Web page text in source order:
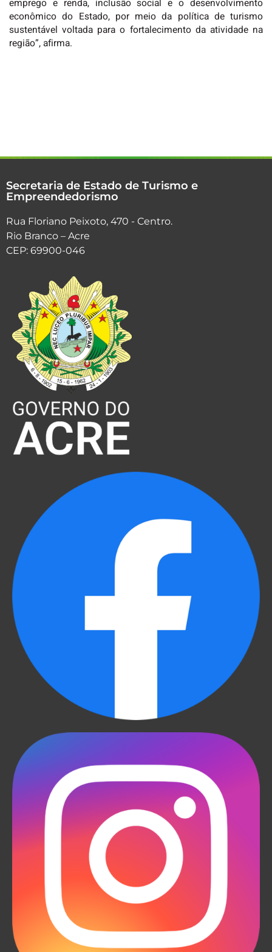
emprego e renda, inclusão social e o desenvolvimento
econômico do Estado, por meio da política de turismo
sustentável voltada para o fortalecimento da atividade na
região”, afirma.
Secretaria de Estado de Turismo e
Empreendedorismo
Rua Floriano Peixoto, 470 - Centro.
Rio Branco – Acre
CEP: 69900-046